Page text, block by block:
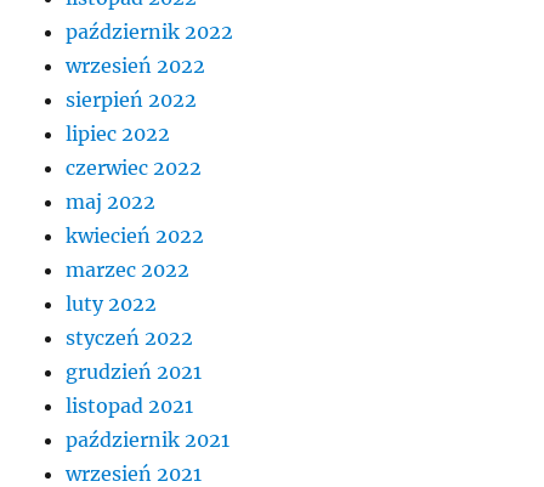
październik 2022
wrzesień 2022
sierpień 2022
lipiec 2022
czerwiec 2022
maj 2022
kwiecień 2022
marzec 2022
luty 2022
styczeń 2022
grudzień 2021
listopad 2021
październik 2021
wrzesień 2021